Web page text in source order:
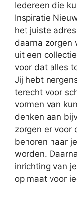
Iedereen die
Inspiratie
het juiste
daarna zorgen
uit een
voor dat alles
Jij hebt
terecht voor
vormen van
denken aan
zorgen er voor
behoren naar
worden.
inrichting van
op maat voor